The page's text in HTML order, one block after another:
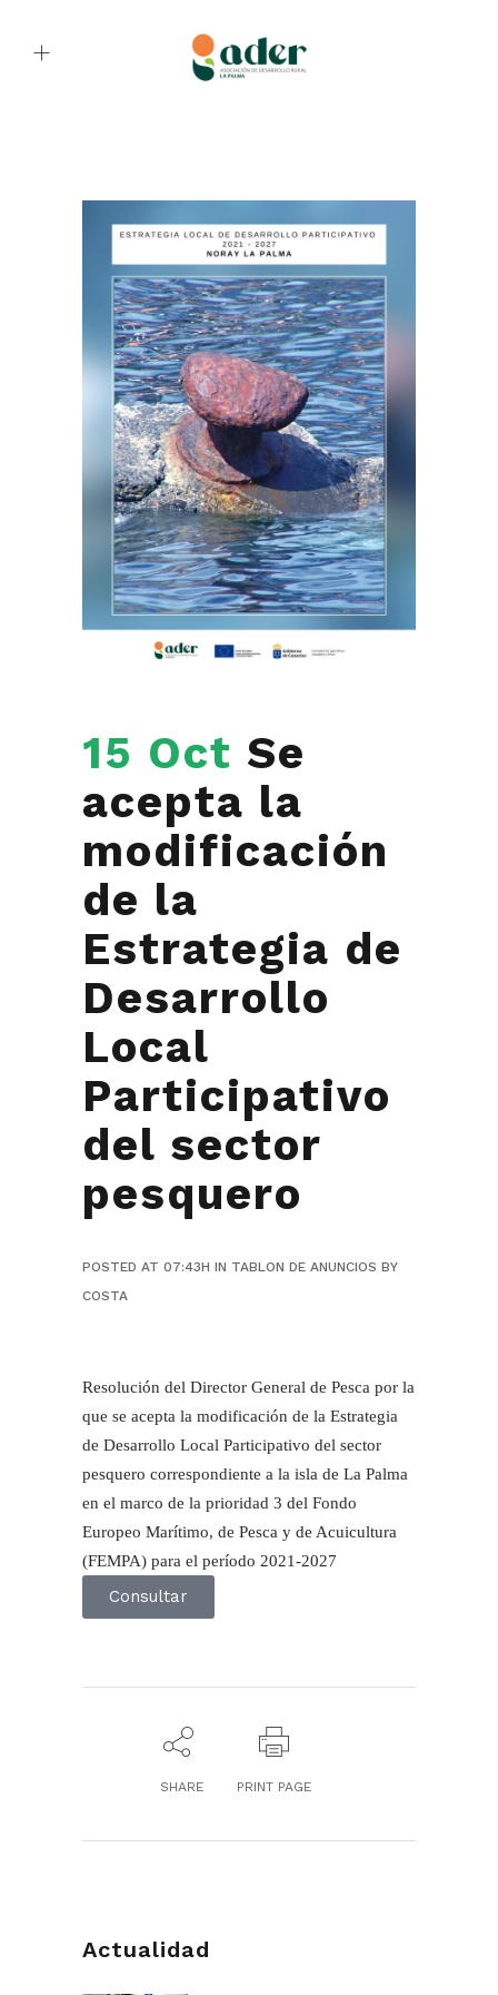
15 Oct Se
acepta la
modificación
de la
Estrategia de
Desarrollo
Local
Participativo
del sector
pesquero
POSTED AT 07:43H IN TABLON DE ANUNCIOS BY
COSTA
Resolución del Director General de Pesca por la
que se acepta la modificación de la Estrategia
de Desarrollo Local Participativo del sector
pesquero correspondiente a la isla de La Palma
en el marco de la prioridad 3 del Fondo
Europeo Marítimo, de Pesca y de Acuicultura
(FEMPA) para el período 2021-2027
Consultar
SHARE PRINT PAGE
Actualidad